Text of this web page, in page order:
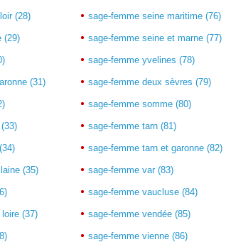
(28)
(29)
(31)
(35)
(37)
sage-femme seine maritime (76)
sage-femme seine et marne (77)
sage-femme yvelines (78)
sage-femme deux sèvres (79)
sage-femme somme (80)
sage-femme tarn (81)
sage-femme tarn et garonne (82)
sage-femme var (83)
sage-femme vaucluse (84)
sage-femme vendée (85)
sage-femme vienne (86)